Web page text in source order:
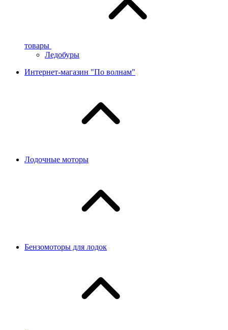
товары
Ледобуры
Интернет-магазин "По волнам"
Лодочные моторы
Бензомоторы для лодок